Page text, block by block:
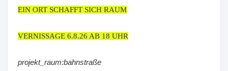
EIN ORT SCHAFFT SICH RAUM
VERNISSAGE 6.8.26 AB 18 UHR
projekt_raum:bahnstraße